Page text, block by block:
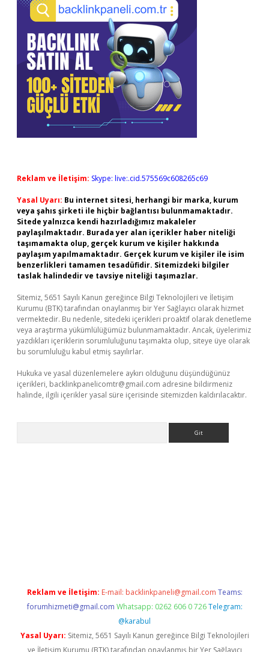
Reklam ve İletişim: Skype: live:.cid.575569c608265c69
Yasal Uyarı: Bu internet sitesi, herhangi bir marka, kurum
veya şahıs şirketi ile hiçbir bağlantısı bulunmamaktadır.
Sitede yalnızca kendi hazırladığımız makaleler
paylaşılmaktadır. Burada yer alan içerikler haber niteliği
taşımamakta olup, gerçek kurum ve kişiler hakkında
paylaşım yapılmamaktadır. Gerçek kurum ve kişiler ile isim
benzerlikleri tamamen tesadüfidir. Sitemizdeki bilgiler
taslak halindedir ve tavsiye niteliği taşımazlar.
Sitemiz, 5651 Sayılı Kanun gereğince Bilgi Teknolojileri ve İletişim
Kurumu (BTK) tarafından onaylanmış bir Yer Sağlayıcı olarak hizmet
vermektedir. Bu nedenle, sitedeki içerikleri proaktif olarak denetleme
veya araştırma yükümlülüğümüz bulunmamaktadır. Ancak, üyelerimiz
yazdıkları içeriklerin sorumluluğunu taşımakta olup, siteye üye olarak
bu sorumluluğu kabul etmiş sayılırlar.
Hukuka ve yasal düzenlemelere aykırı olduğunu düşündüğünüz
içerikleri, backlinkpanelicomtr@gmail.com adresine bildirmeniz
halinde, ilgili içerikler yasal süre içerisinde sitemizden kaldırılacaktır.
Reklam ve İletişim: E-mail: backlinkpaneli@gmail.com Teams:
forumhizmeti@gmail.com Whatsapp: 0262 606 0 726 Telegram:
@karabul
Yasal Uyarı: Sitemiz, 5651 Sayılı Kanun gereğince Bilgi Teknolojileri
ve İletişim Kurumu (BTK) tarafından onaylanmış bir Yer Sağlayıcı